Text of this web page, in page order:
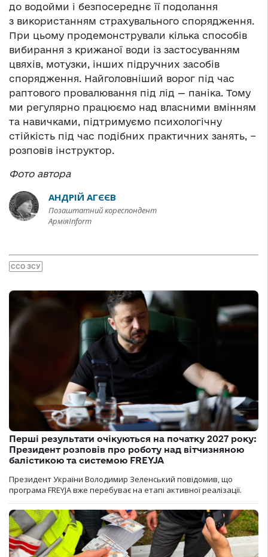
до водойми і безпосереднє її подолання
з використанням страхувального спорядження.
При цьому продемонстрували кілька способів
вибирання з крижаної води із застосуванням
цвяхів, мотузки, інших підручних засобів
спорядження. Найголовніший ворог під час
раптового провалювання під лід — паніка. Тому
ми регулярно працюємо над власними вмінням
та навичками, підтримуємо психологічну
стійкість під час подібних практичних занять, −
розповів інструктор.
Фото автора
АНДРІЙ АГЄЄВ
Позаштатний кореспондент
АрміяInform
ССО ЗСУ
Перші результати очікуються на початку 2027 року:
Президент розповів про роботу над вітчизняною
балістикою та системою FREYJA
Президент України Володимир Зеленський повідомив, що
програма FREYJA вже перебуває на етапі активної реалізації.